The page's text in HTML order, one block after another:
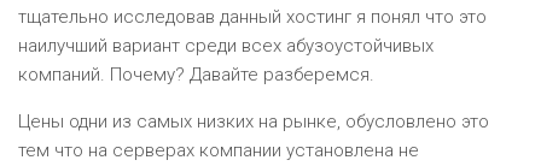
тщательно исследовав данный хостинг я понял что это
наилучший вариант среди всех абузоустойчивых
компаний. Почему? Давайте разберемся.
Цены одни из самых низких на рынке, обусловлено это
тем что на серверах компании установлена не